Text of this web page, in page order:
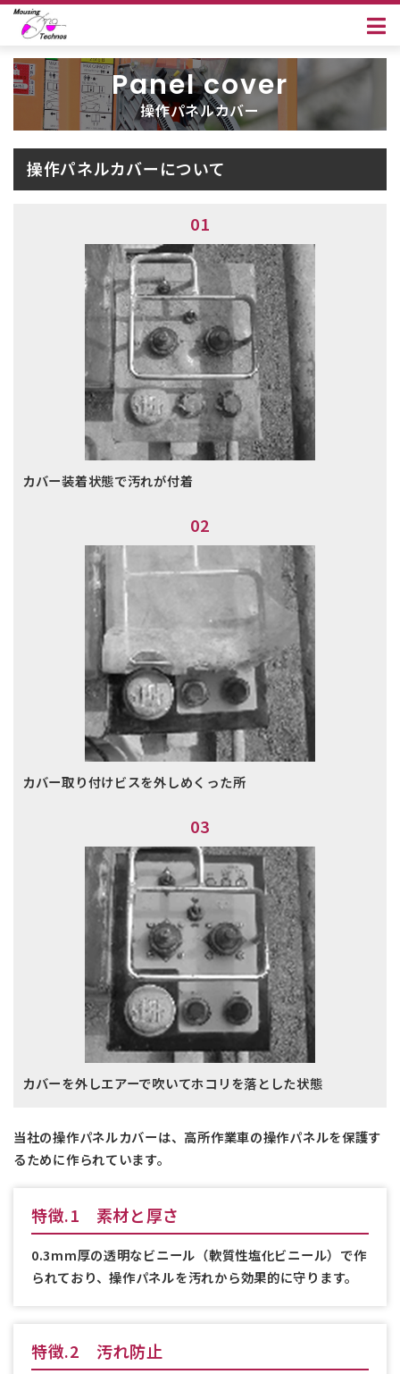
操作パネルカバー
操作パネルカバーについて
01
カバー装着状態で汚れが付着
02
カバー取り付けビスを外しめくった所
03
カバーを外しエアーで吹いてホコリを落とした状態
当社の操作パネルカバーは、高所作業車の操作パネルを保護す
るために作られています。
特徴.1 素材と厚さ
0.3mm厚の透明なビニール（軟質性塩化ビニール）で作
られており、操作パネルを汚れから効果的に守ります。
特徴.2 汚れ防止